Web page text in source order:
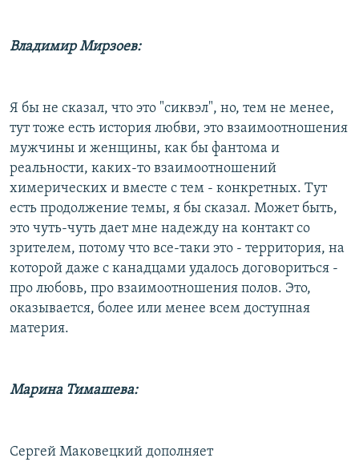
Владимир Мирзоев:
Я бы не сказал, что это "сиквэл", но, тем не менее,
тут тоже есть история любви, это взаимоотношения
мужчины и женщины, как бы фантома и
реальности, каких-то взаимоотношений
химерических и вместе с тем - конкретных. Тут
есть продолжение темы, я бы сказал. Может быть,
это чуть-чуть дает мне надежду на контакт со
зрителем, потому что все-таки это - территория, на
которой даже с канадцами удалось договориться -
про любовь, про взаимоотношения полов. Это,
оказывается, более или менее всем доступная
материя.
Марина Тимашева:
Сергей Маковецкий дополняет